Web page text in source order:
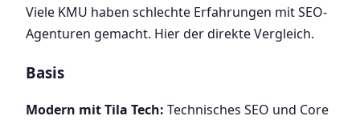
Viele KMU haben schlechte Erfahrungen mit SEO-
Agenturen gemacht. Hier der direkte Vergleich.
Basis
Modern mit Tila Tech: Technisches SEO und Core